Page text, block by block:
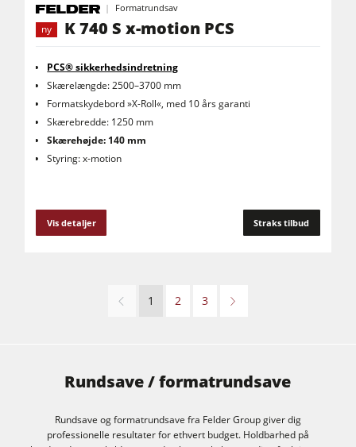
Formatrundsav
ny
K 740 S x-motion PCS
PCS® sikkerhedsindretning
Skærelængde: 2500–3700 mm
Formatskydebord »X-Roll«, med 10 års garanti
Skærebredde: 1250 mm
Skærehøjde: 140 mm
Styring: x-motion
Vis detaljer Straks tilbud
1 2 3
Rundsave / formatrundsave
Rundsave og formatrundsave fra Felder Group giver dig
professionelle resultater for ethvert budget. Holdbarhed på